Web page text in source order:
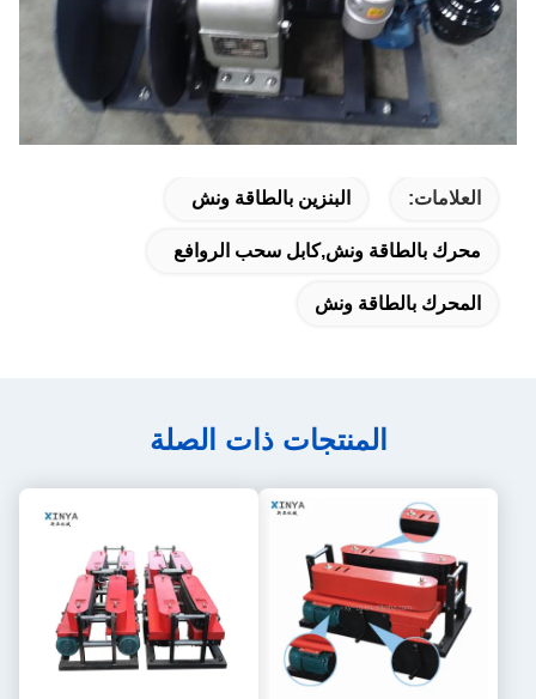
العلامات: البنزين بالطاقة ونش
محرك بالطاقة ونش,كابل سحب الروافع
المحرك بالطاقة ونش
المنتجات ذات الصلة